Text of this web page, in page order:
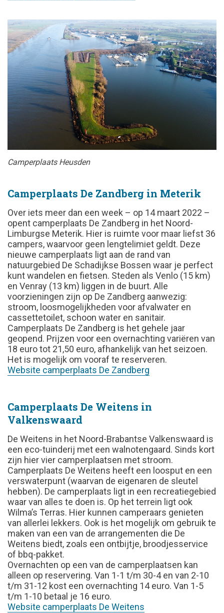
Camperplaats Heusden
Camperplaats De Zandberg in Meterik
Over iets meer dan een week – op 14 maart 2022 –
opent camperplaats De Zandberg in het Noord-
Limburgse Meterik. Hier is ruimte voor maar liefst 36
campers, waarvoor geen lengtelimiet geldt. Deze
nieuwe camperplaats ligt aan de rand van
natuurgebied De Schadijkse Bossen waar je perfect
kunt wandelen en fietsen. Steden als Venlo (15 km)
en Venray (13 km) liggen in de buurt. Alle
voorzieningen zijn op De Zandberg aanwezig:
stroom, loosmogelijkheden voor afvalwater en
cassettetoilet, schoon water en sanitair.
Camperplaats De Zandberg is het gehele jaar
geopend. Prijzen voor een overnachting variëren van
18 euro tot 21,50 euro, afhankelijk van het seizoen.
Het is mogelijk om vooraf te reserveren.
Website camperplaats De Zandberg
Camperplaats De Weitens in
Valkenswaard
De Weitens in het Noord-Brabantse Valkenswaard is
een eco-tuinderij met een walnotengaard. Sinds kort
zijn hier vier camperplaatsen met stroom.
Camperplaats De Weitens heeft een loosput en een
verswaterpunt (waarvan de eigenaren de sleutel
hebben). De camperplaats ligt in een recreatiegebied
waar van alles te doen is. Op het terrein ligt ook
Wilma’s Terras. Hier kunnen camperaars genieten
van allerlei lekkers. Ook is het mogelijk om gebruik te
maken van een van de arrangementen die De
Weitens biedt, zoals een ontbijtje, broodjesservice
of bbq-pakket.
Overnachten op een van de camperplaatsen kan
alleen op reservering. Van 1-1 t/m 30-4 en van 2-10
t/m 31-12 kost een overnachting 14 euro. Van 1-5
t/m 1-10 betaal je 16 euro.
Website camperplaats De Weitens